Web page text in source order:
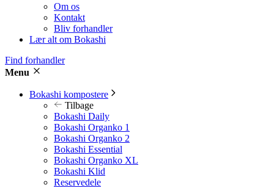
Om os
Kontakt
Bliv forhandler
Lær alt om Bokashi
Find forhandler
Menu
Bokashi kompostere
Tilbage
Bokashi Daily
Bokashi Organko 1
Bokashi Organko 2
Bokashi Essential
Bokashi Organko XL
Bokashi Klid
Reservedele